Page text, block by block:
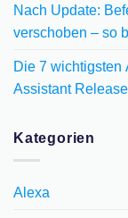
Nach Update:
verschoben – so
Die 7 wichtigsten
Assistant
Kategorien
Alexa